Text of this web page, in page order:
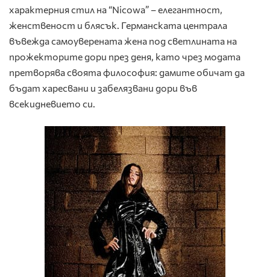
характерния стил на “Nicowa” – елегантност,
женственост и блясък. Германската централа
въвежда самоуверената жена под светлината на
прожекторите дори през деня, като чрез модата
претворява своята философия: дамите обичат да
бъдат харесвани и забелязвани дори във
всекидневието си.